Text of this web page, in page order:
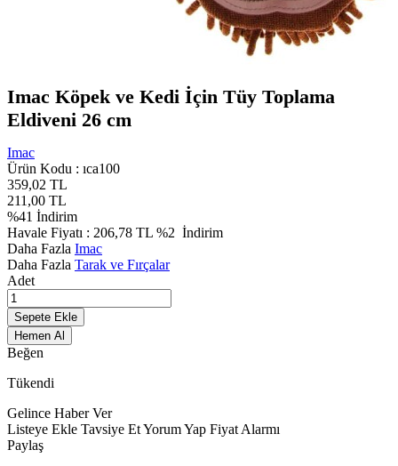
Imac Köpek ve Kedi İçin Tüy Toplama
Eldiveni 26 cm
Imac
Ürün Kodu : ıca100
359,02 TL
211,00 TL
%41 İndirim
Havale Fiyatı : 206,78 TL %2 İndirim
Daha Fazla Imac
Daha Fazla Tarak ve Fırçalar
Adet
Sepete Ekle
Hemen Al
Beğen
Tükendi
Gelince Haber Ver
Listeye Ekle Tavsiye EtYorum Yap Fiyat Alarmı
Paylaş